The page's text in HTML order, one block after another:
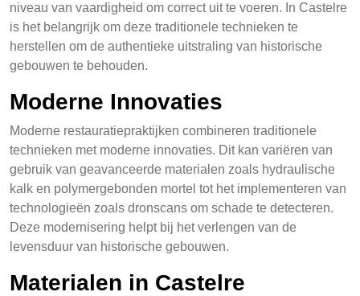
niveau van vaardigheid om correct uit te voeren. In Castelre
is het belangrijk om deze traditionele technieken te
herstellen om de authentieke uitstraling van historische
gebouwen te behouden.
Moderne Innovaties
Moderne restauratiepraktijken combineren traditionele
technieken met moderne innovaties. Dit kan variëren van
gebruik van geavanceerde materialen zoals hydraulische
kalk en polymergebonden mortel tot het implementeren van
technologieën zoals dronscans om schade te detecteren.
Deze modernisering helpt bij het verlengen van de
levensduur van historische gebouwen.
Materialen in Castelre